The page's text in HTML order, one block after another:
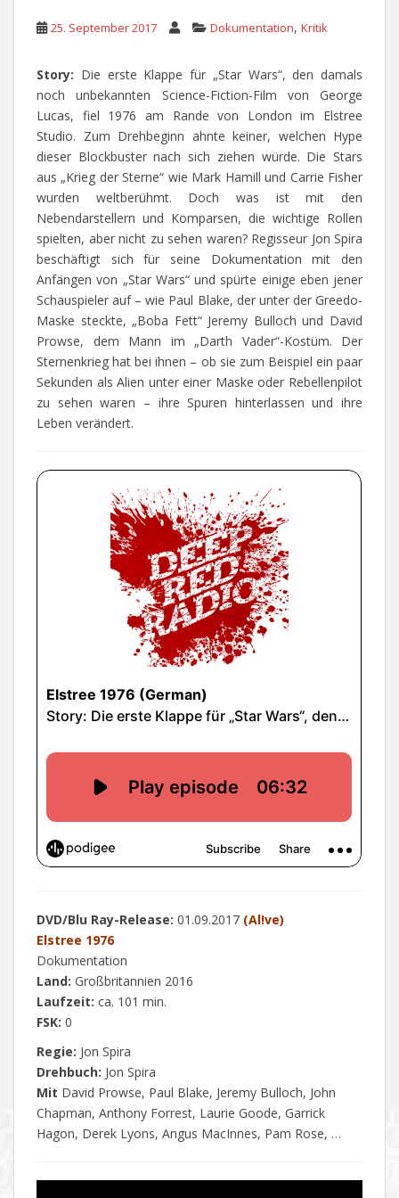
25. September 2017 Dokumentation, Kritik
Story: Die erste Klappe für „Star Wars“, den damals
noch unbekannten Science-Fiction-Film von George
Lucas, fiel 1976 am Rande von London im Elstree
Studio. Zum Drehbeginn ahnte keiner, welchen Hype
dieser Blockbuster nach sich ziehen würde. Die Stars
aus „Krieg der Sterne“ wie Mark Hamill und Carrie Fisher
wurden weltberühmt. Doch was ist mit den
Nebendarstellern und Komparsen, die wichtige Rollen
spielten, aber nicht zu sehen waren? Regisseur Jon Spira
beschäftigt sich für seine Dokumentation mit den
Anfängen von „Star Wars“ und spürte einige eben jener
Schauspieler auf – wie Paul Blake, der unter der Greedo-
Maske steckte, „Boba Fett“ Jeremy Bulloch und David
Prowse, dem Mann im „Darth Vader“-Kostüm. Der
Sternenkrieg hat bei ihnen – ob sie zum Beispiel ein paar
Sekunden als Alien unter einer Maske oder Rebellenpilot
zu sehen waren – ihre Spuren hinterlassen und ihre
Leben verändert.
DVD/Blu Ray-Release: 01.09.2017 (Al!ve)
Elstree 1976
Dokumentation
Land: Großbritannien 2016
Laufzeit: ca. 101 min.
FSK: 0
Regie: Jon Spira
Drehbuch: Jon Spira
Mit David Prowse, Paul Blake, Jeremy Bulloch, John
Chapman, Anthony Forrest, Laurie Goode, Garrick
Hagon, Derek Lyons, Angus MacInnes, Pam Rose, …